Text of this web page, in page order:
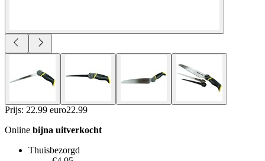
Prijs: 22.99 euro22.99
Online bijna uitverkocht
Thuisbezorgd